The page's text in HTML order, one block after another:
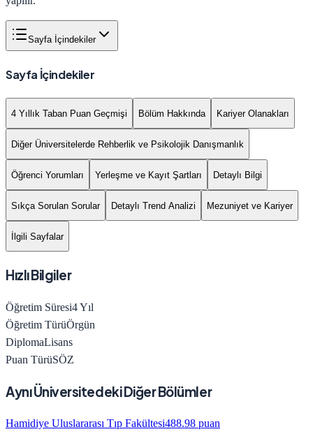
Sayfa İçindekiler
Sayfa İçindekiler
4 Yıllık Taban Puan Geçmişi Bölüm Hakkında Kariyer Olanakları
Diğer Üniversitelerde Rehberlik ve Psikolojik Danışmanlık
Öğrenci Yorumları Yerleşme ve Kayıt Şartları Detaylı Bilgi
Sıkça Sorulan Sorular Detaylı Trend Analizi Mezuniyet ve Kariyer
İlgili Sayfalar
Hızlı Bilgiler
Öğretim Süresi4Yıl
Öğretim TürüÖrgün
DiplomaLisans
Puan TürüSÖZ
Aynı Üniversitedeki Diğer Bölümler
Hamidiye Uluslararası Tıp Fakültesi488.98 puan